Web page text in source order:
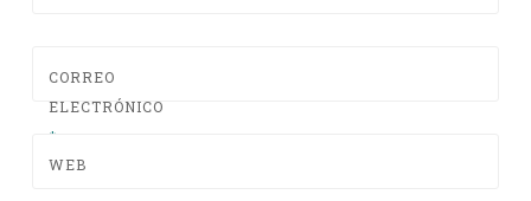
CORREO
ELECTRÓNICO
*
WEB